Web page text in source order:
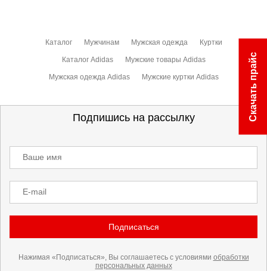
Каталог Мужчинам Мужская одежда Куртки
Каталог Adidas Мужские товары Adidas
Мужская одежда Adidas Мужские куртки Adidas
Подпишись на рассылку
Ваше имя
E-mail
Подписаться
Нажимая «Подписаться», Вы соглашаетесь с условиями обработки
персональных данных
Скачать прайс